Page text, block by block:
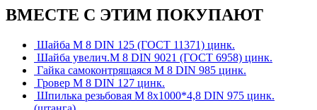
ВМЕСТЕ С ЭТИМ ПОКУПАЮТ
Шайба М 8 DIN 125 (ГОСТ 11371) цинк.
Шайба увелич.М 8 DIN 9021 (ГОСТ 6958) цинк.
Гайка самоконтрящаяся М 8 DIN 985 цинк.
Гровер М 8 DIN 127 цинк.
Шпилька резьбовая М 8х1000*4,8 DIN 975 цинк.